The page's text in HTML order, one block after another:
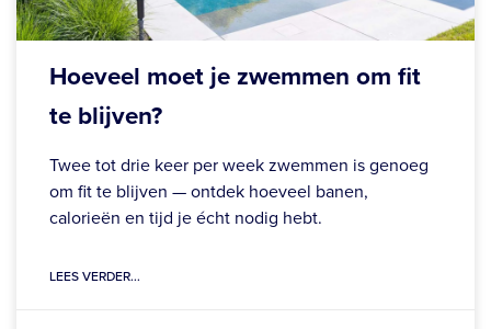
Hoeveel moet je zwemmen om fit
te blijven?
Twee tot drie keer per week zwemmen is genoeg
om fit te blijven — ontdek hoeveel banen,
calorieën en tijd je écht nodig hebt.
LEES VERDER...